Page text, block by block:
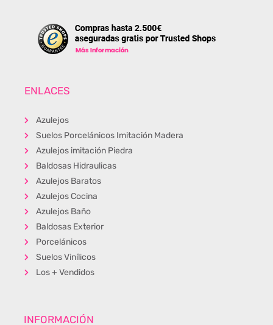
ENLACES
Azulejos
Suelos Porcelánicos Imitación Madera
Azulejos imitación Piedra
Baldosas Hidraulicas
Azulejos Baratos
Azulejos Cocina
Azulejos Baño
Baldosas Exterior
Porcelánicos
Suelos Vinílicos
Los + Vendidos
INFORMACIÓN